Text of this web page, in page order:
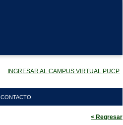
INGRESAR AL CAMPUS VIRTUAL PUCP
CONTACTO
< Regresar